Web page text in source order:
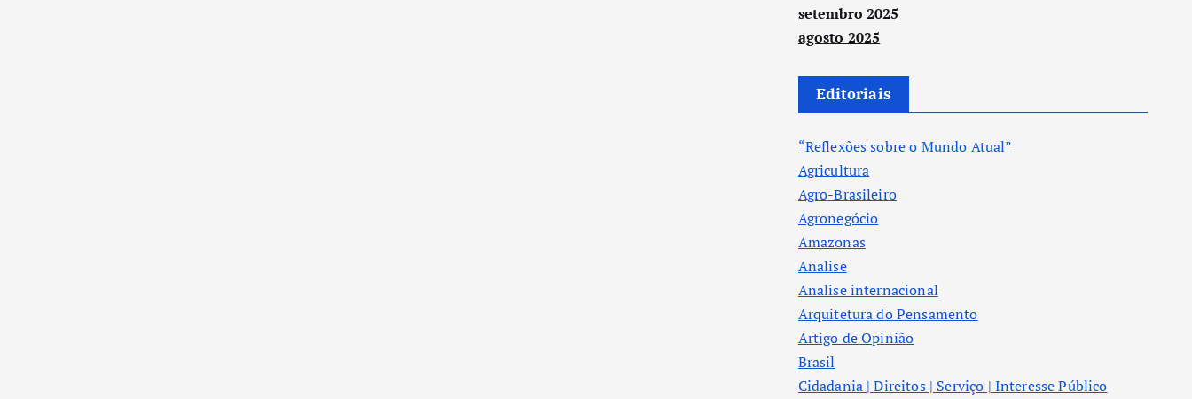
setembro 2025
agosto 2025
Editoriais
“Reflexões sobre o Mundo Atual”
Agricultura
Agro-Brasileiro
Agronegócio
Amazonas
Analise
Analise internacional
Arquitetura do Pensamento
Artigo de Opinião
Brasil
Cidadania | Direitos | Serviço | Interesse Público